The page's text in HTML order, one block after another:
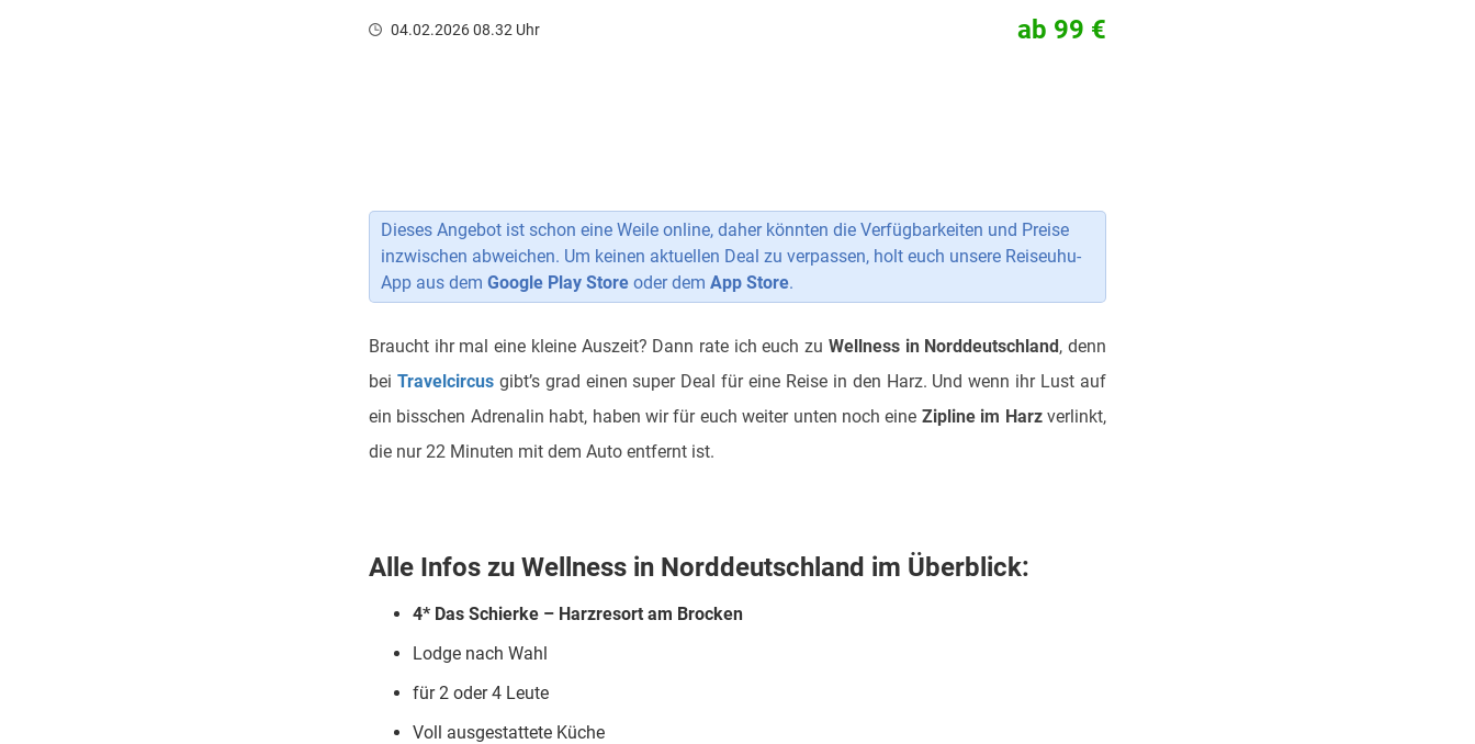
04.02.2026 08.32 Uhr ab 99 €
Dieses Angebot ist schon eine Weile online, daher könnten die Verfügbarkeiten und Preise
inzwischen abweichen. Um keinen aktuellen Deal zu verpassen, holt euch unsere Reiseuhu-
App aus dem Google Play Store oder dem App Store.
Braucht ihr mal eine kleine Auszeit? Dann rate ich euch zu Wellness in Norddeutschland, denn
bei Travelcircusgibt’s grad einen super Deal für eine Reise in den Harz. Und wenn ihr Lust auf
ein bisschen Adrenalin habt, haben wir für euch weiter unten noch eine Zipline im Harzverlinkt,
die nur 22 Minuten mit dem Auto entfernt ist.
Alle Infos zu Wellness in Norddeutschland im Überblick:
4* Das Schierke – Harzresort am Brocken
Lodge nach Wahl
für 2 oder 4 Leute
Voll ausgestattete Küche